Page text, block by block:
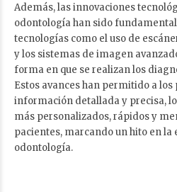
Además, las innovaciones
odontología han sido
tecnologías como el uso de
y los sistemas de imagen
forma en que se realizan los
Estos avances han permitido a
información detallada y precisa,
más personalizados, rápidos y
pacientes, marcando un hito en la
odontología.